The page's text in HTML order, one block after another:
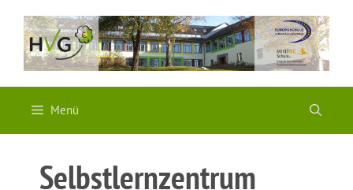
Inhalt
springen
Menü
Selbstlernzentrum